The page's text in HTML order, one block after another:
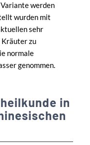
werden
wurden mit
sehr
Kräuter zu
normale
genommen.
in